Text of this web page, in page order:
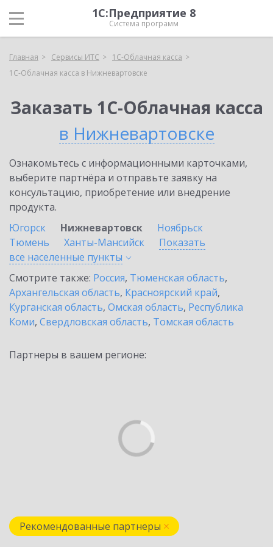
1С:Предприятие 8
Система программ
Главная Сервисы ИТС
1С-Облачная касса
1С-Облачная касса в Нижневартовске
Заказать 1С-Облачная касса
в Нижневартовске
Ознакомьтесь с информационными карточками,
выберите партнёра и отправьте заявку на
консультацию, приобретение или внедрение
продукта.
Югорск
Нижневартовск
Ноябрьск
Тюмень
Ханты-Мансийск
Показать
все населенные пункты
Смотрите также: Россия, Тюменская область,
Архангельская область, Красноярский край,
Курганская область, Омская область, Республика
Коми, Свердловская область, Томская область
Партнеры в вашем регионе:
Рекомендованные партнеры